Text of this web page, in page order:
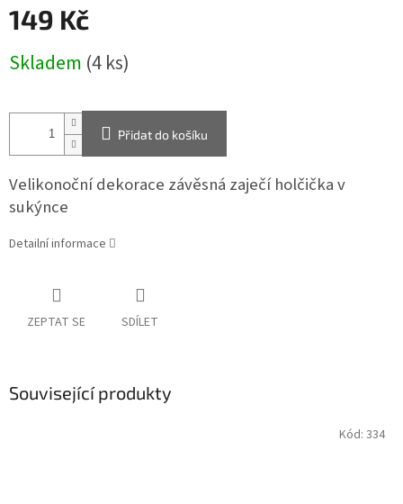
149 Kč
cena:
Skladem (4 ks)
Přidat do košíku
Velikonoční dekorace závěsná zaječí holčička v
sukýnce
Detailní informace
ZEPTAT SE SDÍLET
Související produkty
Kód: 334